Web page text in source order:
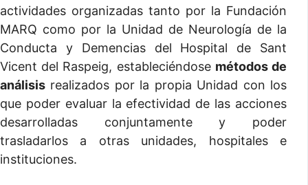
actividades organizadas tanto por la Fundación
MARQ como por la Unidad de Neurología de la
Conducta y Demencias del Hospital de Sant
Vicent del Raspeig, estableciéndose métodos de
análisis realizados por la propia Unidad con los
que poder evaluar la efectividad de las acciones
desarrolladas conjuntamente y poder
trasladarlos a otras unidades, hospitales e
instituciones.